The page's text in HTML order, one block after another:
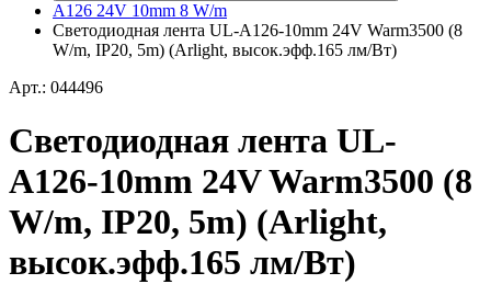
A126 24V 10mm 8 W/m
Светодиодная лента UL-A126-10mm 24V Warm3500 (8
W/m, IP20, 5m) (Arlight, высок.эфф.165 лм/Вт)
Арт.: 044496
Светодиодная лента UL-
A126-10mm 24V Warm3500 (8
W/m, IP20, 5m) (Arlight,
высок.эфф.165 лм/Вт)